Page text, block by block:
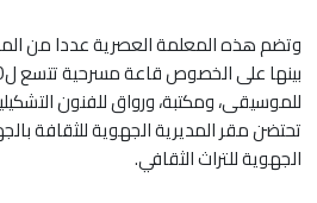
وتضم هذه المعلمة العصرية عددا من
للموسيقى، ومكتبة، ورواق للفنون
تحتضن مقر المديرية الجهوية للثقافة
الجهوية للتراث الثقافي.